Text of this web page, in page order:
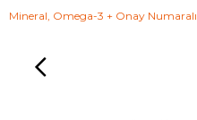
Mineral, Omega-3 + Onay Numaralı